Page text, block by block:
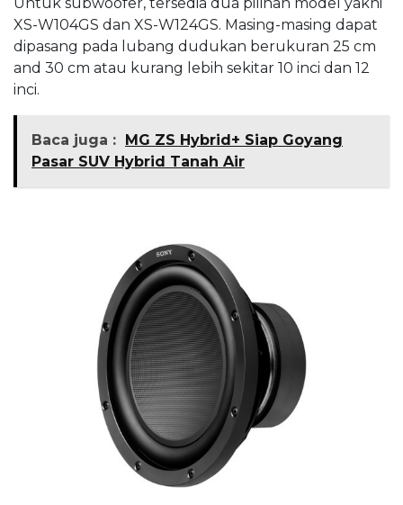
XS-W104GS dan XS-W124GS. Masing-masing dapat
dipasang pada lubang dudukan berukuran 25 cm
and 30 cm atau kurang lebih sekitar 10 inci dan 12
inci.
Baca juga : MG ZS Hybrid+ Siap Goyang
Pasar SUV Hybrid Tanah Air